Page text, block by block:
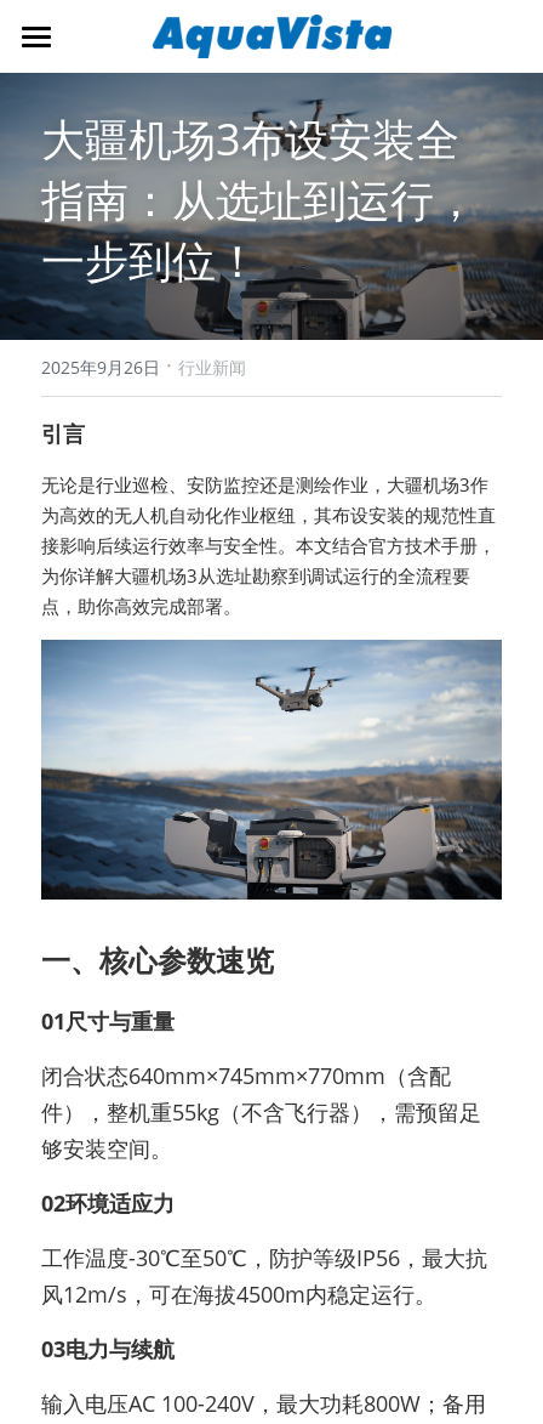
首页
公司概况
解决方案
生态环境监测
预警监测
大数据应用
海事产品
新闻资讯
公司新闻
行业新闻
招贤纳士
联系我们
简体中文
English
大疆机场3布设安装全
指南：从选址到运行，
一步到位！
2025年9月26日 · 行业新闻
引言
无论是行业巡检、安防监控还是测绘作业，大疆机场3作
为高效的无人机自动化作业枢纽，其布设安装的规范性直
接影响后续运行效率与安全性。本文结合官方技术手册，
为你详解大疆机场3从选址勘察到调试运行的全流程要
点，助你高效完成部署。
一、核心参数速览
01尺寸与重量
闭合状态640mm×745mm×770mm（含配
件），整机重55kg（不含飞行器），需预留足
够安装空间。
02环境适应力
工作温度-30℃至50℃，防护等级IP56，最大抗
风12m/s，可在海拔4500m内稳定运行。
03电力与续航
输入电压AC 100-240V，最大功耗800W；备用